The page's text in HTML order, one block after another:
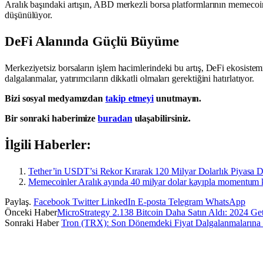
Aralık başındaki artışın, ABD merkezli borsa platformlarının
düşünülüyor.
DeFi Alanında Güçlü Büyüme
Merkeziyetsiz borsaların işlem hacimlerindeki bu artış, DeFi
dalgalanmalar, yatırımcıların dikkatli olmaları gerektiğini hatırlatıyor.
Bizi sosyal medyamızdantakip etmeyi unutmayın.
Bir sonraki haberimizeburadan ulaşabilirsiniz.
İlgili Haberler:
Tether’in USDT’si Rekor Kırarak 120 Milyar Dolarlık Piyasa
Memecoinler Aralık ayında 40 milyar dolar kayıpla momentum
Paylaş. Facebook Twitter LinkedIn E-posta Telegram WhatsApp
Önceki HaberMicroStrategy 2.138 Bitcoin Daha Satın Aldı: 2024
Sonraki HaberTron (TRX): Son Dönemdeki Fiyat